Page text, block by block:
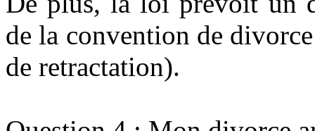
de la convention de
de retractation).